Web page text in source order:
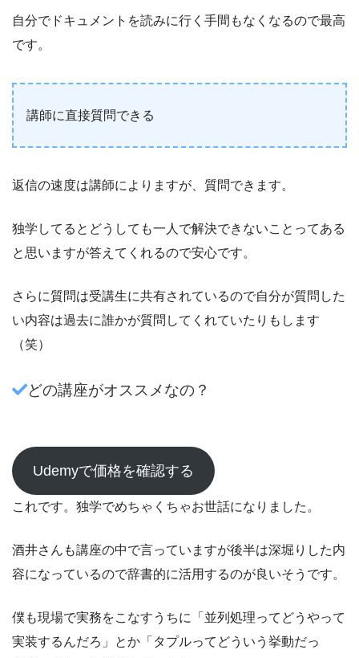
自分でドキュメントを読みに行く手間もなくなるので最高
です。
講師に直接質問できる
返信の速度は講師によりますが、質問できます。
独学してるとどうしても一人で解決できないことってある
と思いますが答えてくれるので安心です。
さらに質問は受講生に共有されているので自分が質問した
い内容は過去に誰かが質問してくれていたりもします
（笑）
どの講座がオススメなの？
Udemyで価格を確認する
これです。独学でめちゃくちゃお世話になりました。
酒井さんも講座の中で言っていますが後半は深堀りした内
容になっているので辞書的に活用するのが良いそうです。
僕も現場で実務をこなすうちに「並列処理ってどうやって
実装するんだろ」とか「タプルってどういう挙動だっ